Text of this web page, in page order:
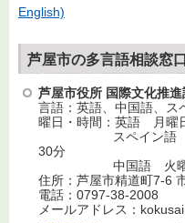
English)
芦屋市の多言語相談窓口
芦屋市役所 国際文化推進
言語：英語、中国語、ス
曜日・時間：英語 月曜
スペイン語 月曜
30分
中国語 火曜日
住所：芦屋市精道町7-6
電話：0797-38-2008
メールアドレス：